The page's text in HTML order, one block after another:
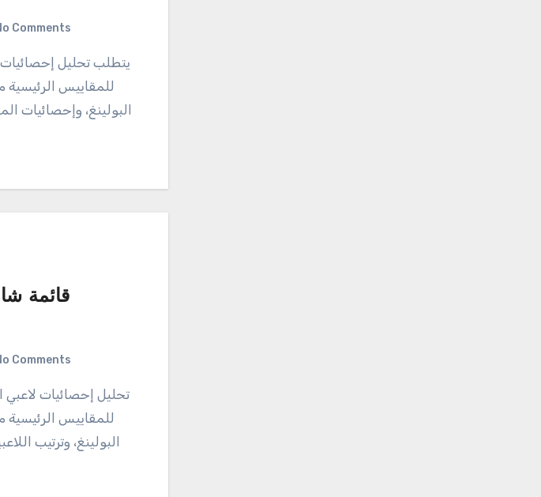
Comments
يتطلب تحليل إحصائيات لاعبي الكريكيت في اليونان فهمًا شاملاً
للمقاييس
البولينغ، وإحصائيات
قائمة
Comments
تحليل إحصائيات لاعبي الكريكيت في الصين يتطلب فهمًا شاملاً
للمقاييس
البولينغ، وترتيب